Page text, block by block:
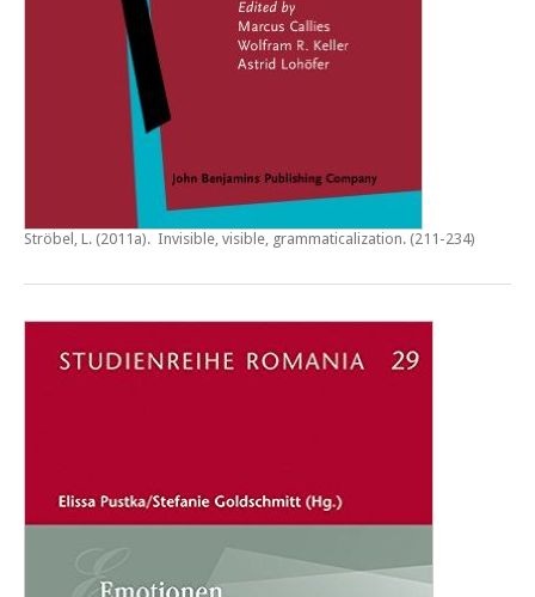
Ströbel, L. (2011a). Invisible, visible, grammaticalization. (211-234)